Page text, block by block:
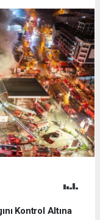
Kontrol Altına